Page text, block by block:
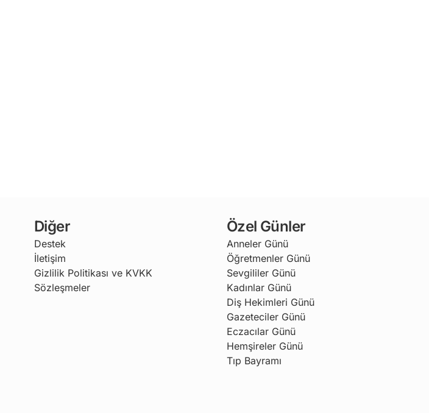
Diğer
Destek
İletişim
Gizlilik Politikası ve KVKK
Sözleşmeler
Özel Günler
Anneler Günü
Öğretmenler Günü
Sevgililer Günü
Kadınlar Günü
Diş Hekimleri Günü
Gazeteciler Günü
Eczacılar Günü
Hemşireler Günü
Tıp Bayramı